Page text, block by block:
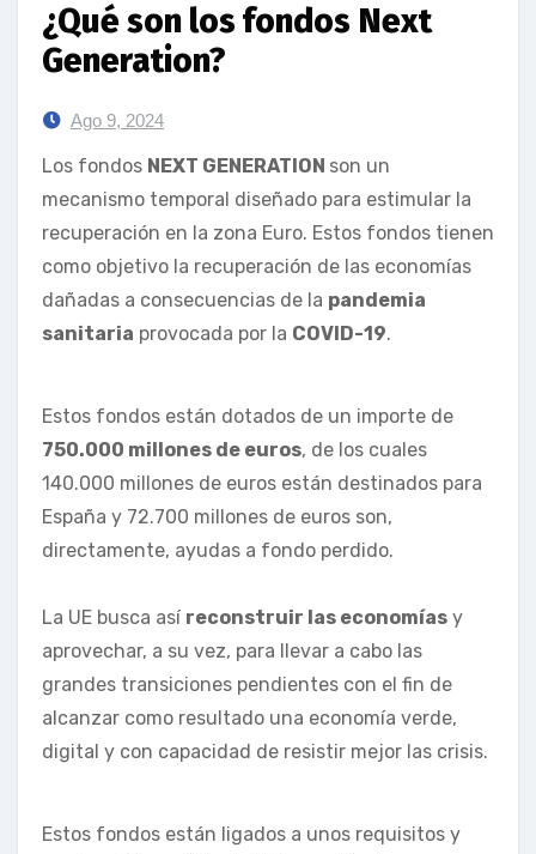
¿Qué son los fondos Next
Generation?
Ago 9, 2024
Los fondos NEXT GENERATION son un
mecanismo temporal diseñado para estimular la
recuperación en la zona Euro. Estos fondos tienen
como objetivo la recuperación de las economías
dañadas a consecuencias de la pandemia
sanitaria provocada por la COVID-19.
Estos fondos están dotados de un importe de
750.000 millones de euros, de los cuales
140.000 millones de euros están destinados para
España y 72.700 millones de euros son,
directamente, ayudas a fondo perdido.
La UE busca así reconstruir las economías y
aprovechar, a su vez, para llevar a cabo las
grandes transiciones pendientes con el fin de
alcanzar como resultado una economía verde,
digital y con capacidad de resistir mejor las crisis.
Estos fondos están ligados a unos requisitos y